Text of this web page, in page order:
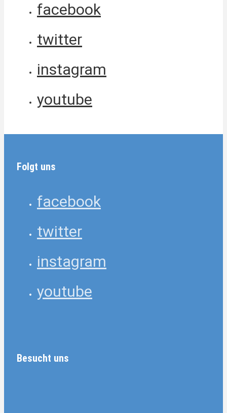
facebook
twitter
instagram
youtube
Folgt uns
facebook
twitter
instagram
youtube
Besucht uns